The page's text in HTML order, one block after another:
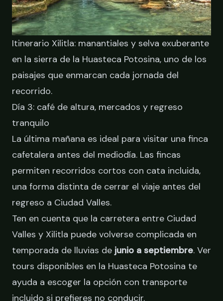
Itinerario Xilitla: manantiales y selva exuberante
en la sierra de la Huasteca Potosina, uno de los
paisajes que enmarcan cada jornada del
recorrido.
Día 3: café de altura, mercados y regreso
tranquilo
La última mañana es ideal para visitar una finca
cafetalera antes del mediodía. Las fincas
permiten recorridos cortos con cata incluida,
una forma distinta de cerrar el viaje antes del
regreso a Ciudad Valles.
Ten en cuenta que la carretera entre Ciudad
Valles y Xilitla puede volverse complicada en
temporada de lluvias de junio a septiembre. Ver
tours disponibles en la Huasteca Potosina te
ayuda a escoger la opción con transporte
incluido si prefieres no conducir.